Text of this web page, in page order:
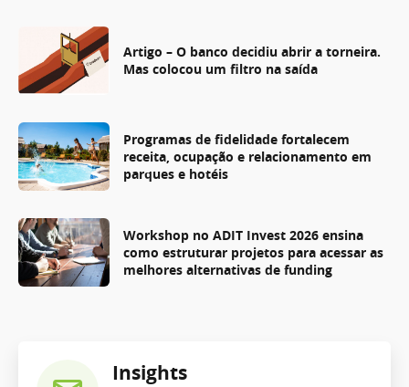
Artigo – O banco decidiu abrir a torneira.
Mas colocou um filtro na saída
Programas de fidelidade fortalecem
receita, ocupação e relacionamento em
parques e hotéis
Workshop no ADIT Invest 2026 ensina
como estruturar projetos para acessar as
melhores alternativas de funding
Insights